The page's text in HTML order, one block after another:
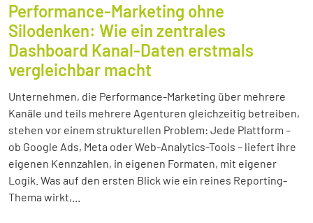
Performance-Marketing ohne
Silodenken: Wie ein zentrales
Dashboard Kanal-Daten erstmals
vergleichbar macht
Unternehmen, die Performance-Marketing über mehrere
Kanäle und teils mehrere Agenturen gleichzeitig betreiben,
stehen vor einem strukturellen Problem: Jede Plattform –
ob Google Ads, Meta oder Web-Analytics-Tools – liefert ihre
eigenen Kennzahlen, in eigenen Formaten, mit eigener
Logik. Was auf den ersten Blick wie ein reines Reporting-
Thema wirkt,...